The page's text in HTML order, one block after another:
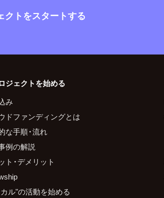
クトをスタートする
ジェクトを始める
み
ドファンディングとは
な手順・流れ
例の解説
ト・デメリット
ル"の活動を始める